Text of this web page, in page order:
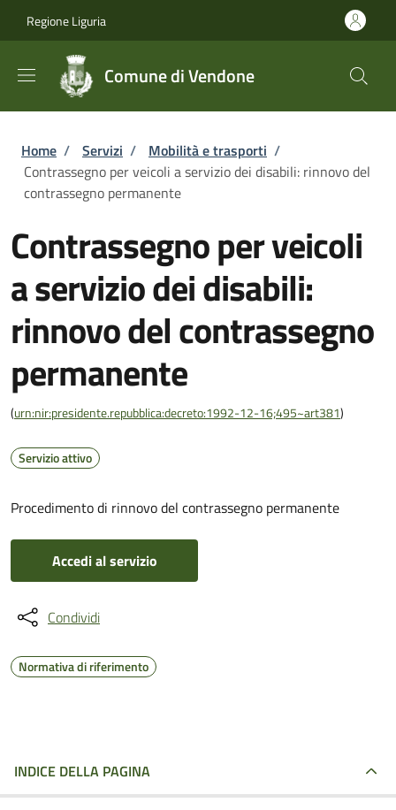
Regione Liguria
Comune di Vendone
Briciole di pane
Home / Servizi / Mobilità e trasporti /
Contrassegno per veicoli a servizio dei disabili: rinnovo del
contrassegno permanente
Contrassegno per veicoli
a servizio dei disabili:
rinnovo del contrassegno
permanente
(urn:nir:presidente.repubblica:decreto:1992-12-16;495~art381)
Servizio attivo
Procedimento di rinnovo del contrassegno permanente
Accedi al servizio
Condividi
Normativa di riferimento
INDICE DELLA PAGINA